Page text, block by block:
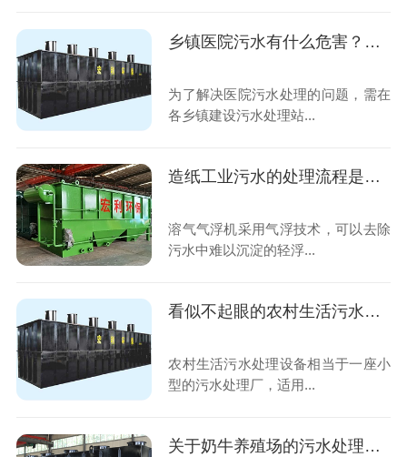
乡镇医院污水有什么危害？是怎么处理的？
为了解决医院污水处理的问题，需在
各乡镇建设污水处理站...
造纸工业污水的处理流程是怎样的，宏利圣得带你了解
溶气气浮机采用气浮技术，可以去除
污水中难以沉淀的轻浮...
看似不起眼的农村生活污水，关系着美丽乡村建设全局
农村生活污水处理设备相当于一座小
型的污水处理厂，适用...
关于奶牛养殖场的污水处理，你知道多少？